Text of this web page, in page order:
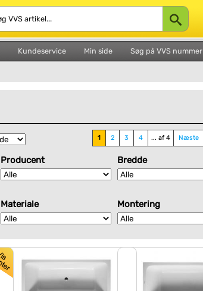
Kundeservice Min side Søg på VVS nummer
1 2 3 4 ... af 4 Næste
Producent Bredde
Materiale Montering